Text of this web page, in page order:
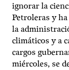
ignorar la
Petroleras y
la
climáticos y a
cargos
miércoles, se